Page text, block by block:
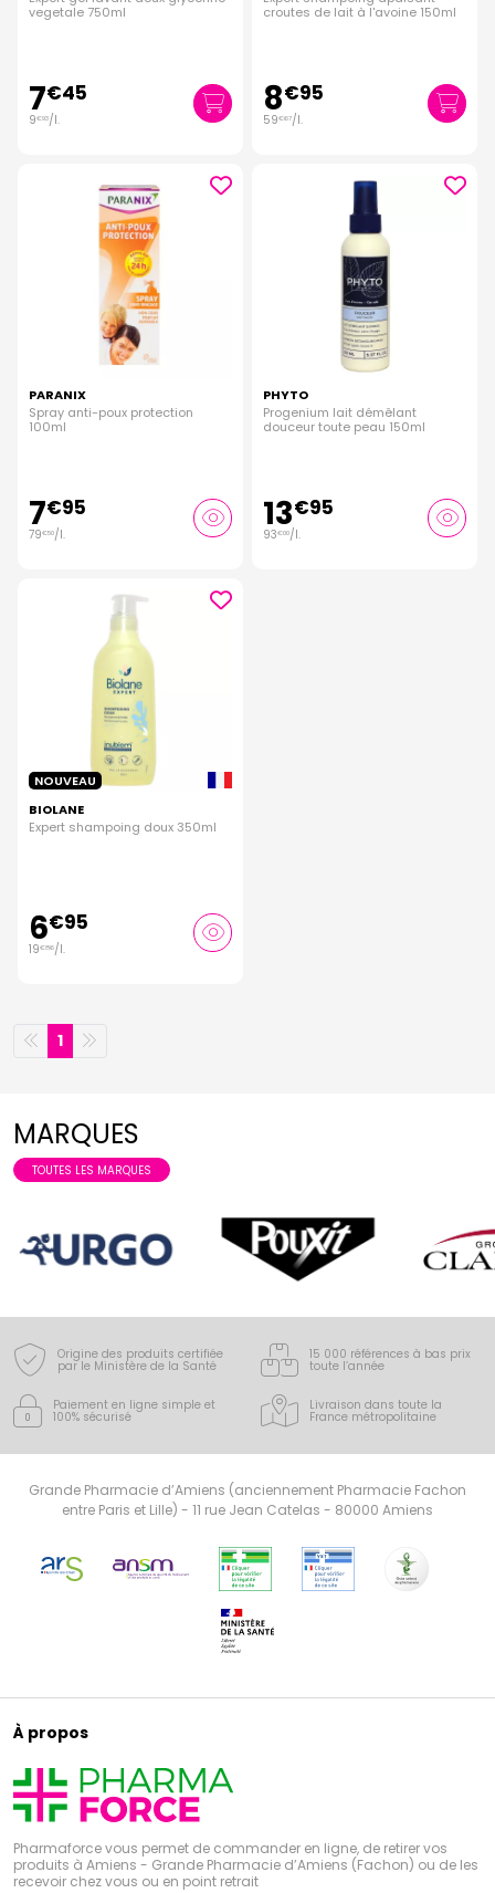
vegetale 750ml
7€45
9€93/l.
croutes de lait à l'avoine 150ml
8€95
59€67/l.
PARANIX
Spray anti-poux protection
100ml
7€95
79€50/l.
PHYTO
Progenium lait démêlant
douceur toute peau 150ml
13€95
93€00/l.
NOUVEAU
BIOLANE
Expert shampoing doux 350ml
6€95
19€86/l.
1
MARQUES
TOUTES LES MARQUES
Origine des produits certifiée
par le Ministère de la Santé
15 000 références à bas prix
toute l’année
Paiement en ligne simple et
100% sécurisé
Livraison dans toute la
France métropolitaine
Grande Pharmacie d’Amiens (anciennement Pharmacie Fachon
entre Paris et Lille) - 11 rue Jean Catelas - 80000 Amiens
À propos
Pharmaforce vous permet de commander en ligne, de retirer vos
produits à Amiens - Grande Pharmacie d’Amiens (Fachon) ou de les
recevoir chez vous ou en point retrait